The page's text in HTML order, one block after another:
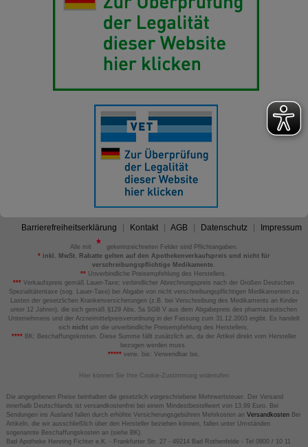
Barrierefreiheitserklärung Kontakt AGB Datenschutz Impressum
Alle mit
gekennzeichneten Felder sind Pflichtangaben.
*inkl. MwSt. Rabatte gelten auf den Apothekenverkaufspreis und nicht für
verschreibungspflichtige Medikamente.
** Unverbindliche Preisempfehlung des Herstellers.
*** Verkaufspreis gemäß Lauer-Taxe; verbindlicher Abrechnungspreis nach der Großen Deutschen
Spezialitätentaxe (sog. Lauer-Taxe) bei Abgabe von nicht verschreibungspflichtigen Medikamenten zu
Lasten der gesetzlichen Krankenversicherungen (z.B. bei Verschreibung des Medikaments an Kinder
unter 12 Jahren), die sich gemäß §129 Abs. 5a SGB V aus dem Abgabepreis des pharmazeutischen
Unternehmens und der Arzneimittelpreisverordnung in der Fassung zum 31.12.2003 ergibt. Es handelt
sich nicht um die unverbindliche Preisempfehlung des Herstellers.
****BK: Beschaffungskosten. Diese Summe fällt zusätzlich an, da der Artikel direkt vom Hersteller
bezogen werden muss.
*****verw. bis: Verwendbar bis.
Hier können Sie Ihre Cookie-Zustimmung widerrufen
Die angegebenen Preise beinhalten die gesetzlich vorgeschriebene Mehrwertsteuer. Der Versand
innerhalb Deutschlands ist versandkostenfrei bei einem Mindestbestellwert von 13,99 Euro. Bei
Sendungen ins Ausland fallen durch erhöhte Versicherungsgebühren Mehrkosten an VersandkostenBei
Artikeln, die wir ausschließlich über den Hersteller beziehen können, fallen unter Umständen
sogenannte Beschaffungskosten an (siehe BK).
Bad Apotheke Henning Fichter e.K. - Frankfurter Str. 27 - 49214 Bad Rothenfelde - Tel 0800 / 10 11